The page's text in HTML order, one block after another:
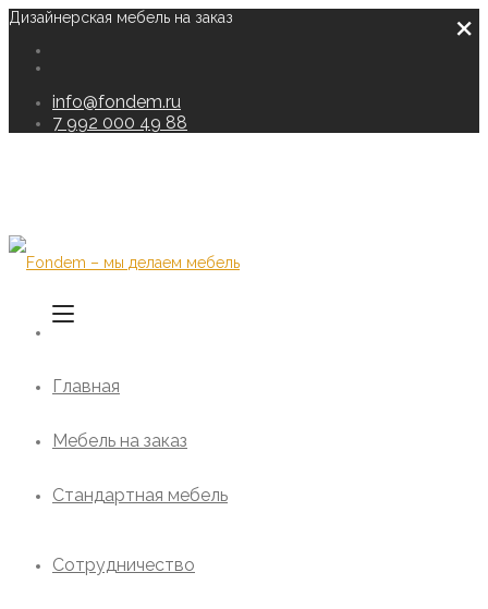
Дизайнерская мебель на заказ
info@fondem.ru
7 992 000 49 88
Главная
Мебель на заказ
Стандартная мебель
Сотрудничество
×